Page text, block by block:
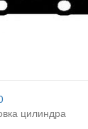
цилиндра